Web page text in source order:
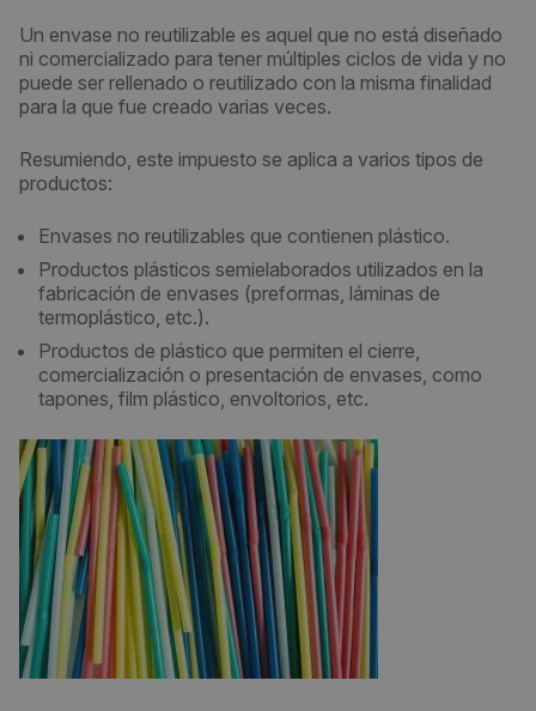
Un envase no reutilizable es aquel que no está diseñado
ni comercializado para tener múltiples ciclos de vida y no
puede ser rellenado o reutilizado con la misma finalidad
para la que fue creado varias veces.
Resumiendo, este impuesto se aplica a varios tipos de
productos:
Envases no reutilizables que contienen plástico.
Productos plásticos semielaborados utilizados en la
fabricación de envases (preformas, láminas de
termoplástico, etc.).
Productos de plástico que permiten el cierre,
comercialización o presentación de envases, como
tapones, film plástico, envoltorios, etc.